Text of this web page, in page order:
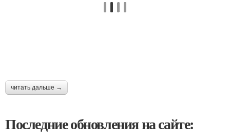
читать дальше →
Последние обновления на сайте: